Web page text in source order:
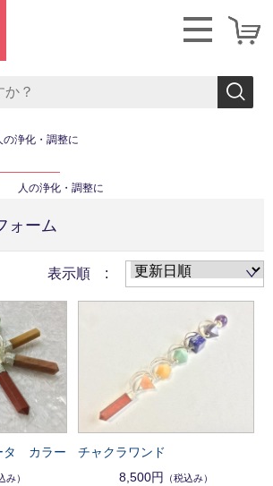
の浄化・調整に
人の浄化・調整に
ォーム
表示順 :
タ カラー
み）
チャクラワンド
8,500円
（税込み）